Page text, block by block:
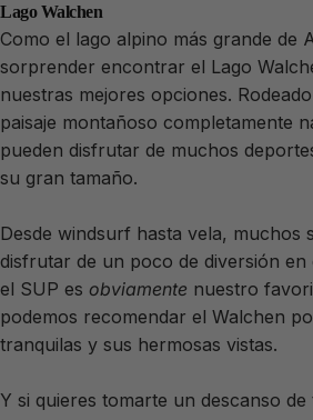
Lago Walchen
Como el lago alpino más grande de
sorprender encontrar el Lago
nuestras mejores opciones.
paisaje montañoso completamente
pueden disfrutar de muchos
su gran tamaño.
Desde windsurf hasta vela, muchos
disfrutar de un poco de diversión en
el SUP es obviamente nuestro
podemos recomendar el Walchen
tranquilas y sus hermosas vistas.
Y si quieres tomarte un descanso